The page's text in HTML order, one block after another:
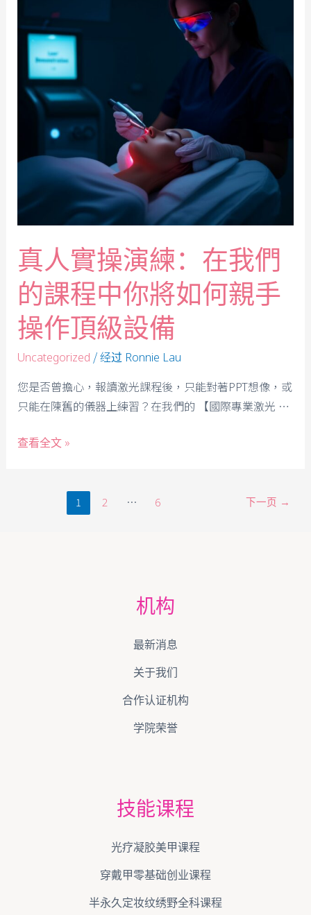
真人實操演練：在我們
的課程中你將如何親手
操作頂級設備
Uncategorized / 经过 Ronnie Lau
您是否曾擔心，報讀激光課程後，只能對著PPT想像，或
只能在陳舊的儀器上練習？在我們的 【國際專業激光 …
查看全文 »
1 2 … 6 下一页 →
机构
最新消息
关于我们
合作认证机构
学院荣誉
技能课程
光疗凝胶美甲课程
穿戴甲零基础创业课程
半永久定妆纹绣野全科课程